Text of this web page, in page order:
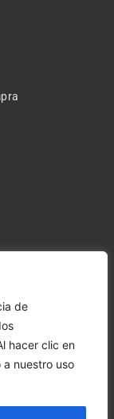
de
hacer clic en
a nuestro uso
– Sáb de
los derechos